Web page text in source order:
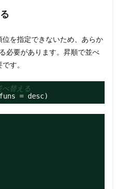
位を指定できないため、あらか
必要があります。昇順で並べ
す。
替える
= desc)